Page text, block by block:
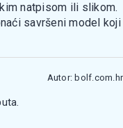
natpisom ili slikom.
savršeni model koji
Autor: bolf.com.hr